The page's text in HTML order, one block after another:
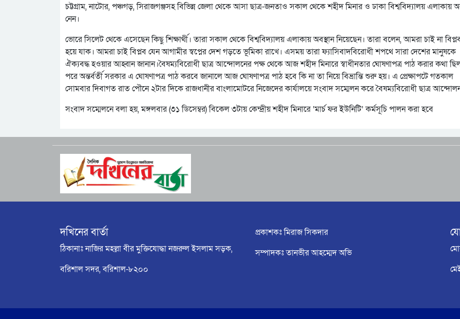
চট্টগ্রাম, নাটোর, পঞ্চগড়, সিরাজগঞ্জসহ বিভিন্ন জেলা থেকে আসা ছাত্র-জনতাও সকাল থেকে শহীদ মিনার ও ঢাকা বিশ্ববিদ্যালয় এলাকায়
নেন।
ভোরে সিলেট থেকে এসেছেন কিছু শিক্ষার্থী। তারা সকাল থেকে বিশ্ববিদ্যালয় এলাকায় অবস্থান নিয়েছেন। তারা বলেন, আমরা চাই না
হয়ে যাক। আমরা চাই বিপ্লব যেন আগামীর স্বপ্নের দেশ গড়তে ভূমিকা রাখে। এসময় তারা ফ্যাসিবাদবিরোধী শপথে সারা দেশের মানুষকে
ঐক্যবদ্ধ হওয়ার আহ্বান জানান।বৈষম্যবিরোধী ছাত্র আন্দোলনের পক্ষ থেকে আজ শহীদ মিনারে স্বাধীনতার ঘোষণাপত্র পাঠ করার কথা
পরে অন্তর্বর্তী সরকার এ ঘোষণাপত্র পাঠ করবে জানালে আজ ঘোষণাপত্র পাঠ হবে কি না তা নিয়ে বিভ্রান্তি শুরু হয়। এ প্রেক্ষাপটে গতকাল
সোমবার দিবাগত রাত পৌনে ২টার দিকে রাজধানীর বাংলামোটরে নিজেদের কার্যালয়ে সংবাদ সম্মেলন করে বৈষম্যবিরোধী ছাত্র
সংবাদ সম্মেলনে বলা হয়, মঙ্গলবার (৩১ ডিসেম্বর) বিকেল ৩টায় কেন্দ্রীয় শহীদ মিনারে ‘মার্চ ফর ইউনিটি’ কর্মসূচি পালন করা হবে
দখিনের বার্তা
ঠিকানাঃ নাজির মহল্লা বীর মুক্তিযোদ্ধা নজরুল ইসলাম সড়ক,
বরিশাল সদর, বরিশাল-৮২০০
প্রকাশকঃ মিরাজ সিকদার
সম্পাদকঃ তানভীর আহম্মেদ অভি